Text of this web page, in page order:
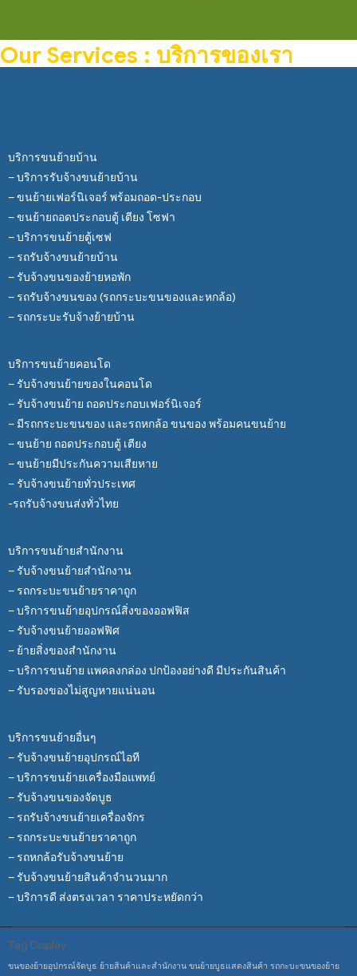
Our Services : บริการของเรา
บริการขนย้ายบ้าน
– บริการรับจ้างขนย้ายบ้าน
– ขนย้ายเฟอร์นิเจอร์ พร้อมถอด-ประกอบ
– ขนย้ายถอดประกอบตู้ เตียง โซฟา
– บริการขนย้ายตู้เซฟ
– รถรับจ้างขนย้ายบ้าน
– รับจ้างขนของย้ายหอพัก
– รถรับจ้างขนของ (รถกระบะขนของและหกล้อ)
– รถกระบะรับจ้างย้ายบ้าน
บริการขนย้ายคอนโด
– รับจ้างขนย้ายของในคอนโด
– รับจ้างขนย้าย ถอดประกอบเฟอร์นิเจอร์
– มีรถกระบะขนของ และรถหกล้อ ขนของ พร้อมคนขนย้าย
– ขนย้าย ถอดประกอบตู้ เตียง
– ขนย้ายมีประกันความเสียหาย
– รับจ้างขนย้ายทั่วประเทศ
-รถรับจ้างขนส่งทั่วไทย
บริการขนย้ายสำนักงาน
– รับจ้างขนย้ายสำนักงาน
– รถกระบะขนย้ายราคาถูก
– บริการขนย้ายอุปกรณ์สิ่งของออฟฟิส
– รับจ้างขนย้ายออฟฟิศ
– ย้ายสิ่งของสำนักงาน
– บริการขนย้าย แพคลงกล่อง ปกป้องอย่างดี มีประกันสินค้า
– รับรองของไม่สูญหายแน่นอน
บริการขนย้ายอื่นๆ
– รับจ้างขนย้ายอุปกรณ์ไอที
– บริการขนย้ายเครื่องมือแพทย์
– รับจ้างขนของจัดบูธ
– รถรับจ้างขนย้ายเครื่องจักร
– รถกระบะขนย้ายราคาถูก
– รถหกล้อรับจ้างขนย้าย
– รับจ้างขนย้ายสินค้าจำนวนมาก
– บริการดี ส่งตรงเวลา ราคาประหยัดกว่า
Tag Display
ขนของย้ายอุปกรณ์จัดบูธ ย้ายสินค้าและสำนักงาน ขนย้ายบูธแสดงสินค้า รถกะบะขนของย้าย